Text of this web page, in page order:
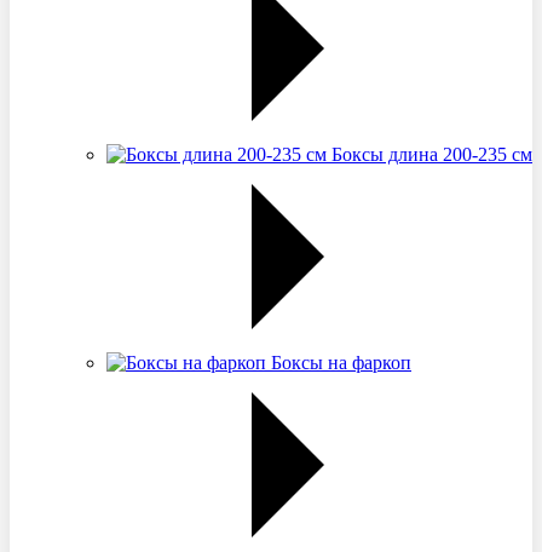
Боксы длина 200-235 см
Боксы на фаркоп